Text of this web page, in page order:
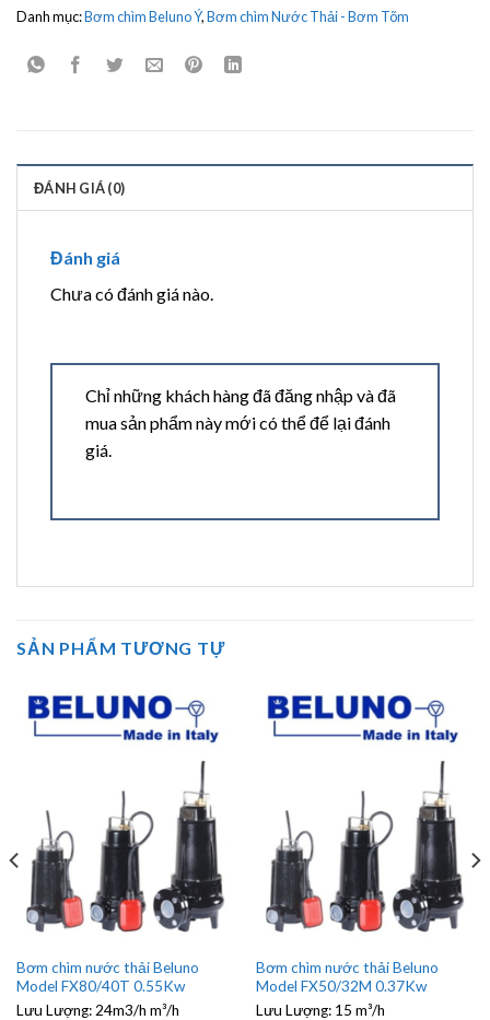
Danh mục:Bơm chìm Beluno Ý,Bơm chìm Nước Thải - Bơm Tõm
ĐÁNH GIÁ (0)
Đánh giá
Chưa có đánh giá nào.
Chỉ những khách hàng đã đăng nhập và đã
mua sản phẩm này mới có thể để lại đánh
giá.
SẢN PHẨM TƯƠNG TỰ
Bơm chìm nước thải Beluno
Model FX80/40T 0.55Kw
Lưu Lượng: 24m3/h m³/h
Bơm chìm nước thải Beluno
Model FX50/32M 0.37Kw
Lưu Lượng: 15 m³/h